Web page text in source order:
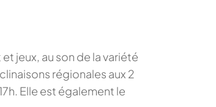
jeux, au son de la variété
régionales aux 2
Elle est également le